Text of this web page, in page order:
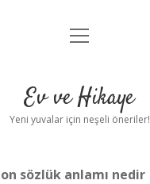
Anasayfa
Yasal Uyarı
menüyü
Ev ve Hikaye
Yeni yuvalar için neşeli öneriler!
sözlük anlamı nedir